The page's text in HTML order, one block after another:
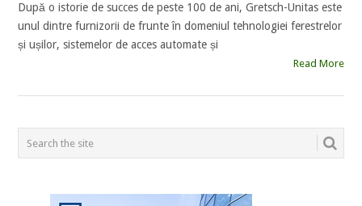
După o istorie de succes de peste 100 de ani, Gretsch­-Unitas este
unul dintre fur­nizorii de frunte în domeniul tehno­logiei fere­strelor
și ușilor, sis­temelor de acces automate și
Read More
POSTS
NAVIGATION